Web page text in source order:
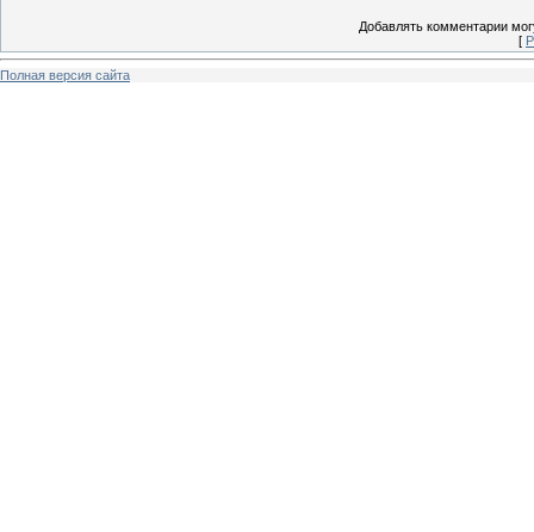
Добавлять комментарии
[
Полная версия сайта